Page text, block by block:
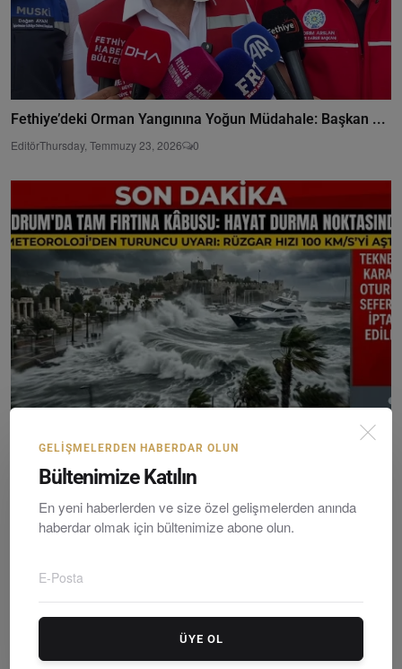
Fethiye’deki Orman Yangınına Yoğun Müdahale: Başkan ...
EditörThursday, Temmuzy 23, 2026 0
GELIŞMELERDEN HABERDAR OLUN
Bültenimize Katılın
En yeni haberlerden ve size özel gelişmelerden anında
haberdar olmak için bültenimize abone olun.
ÜYE OL